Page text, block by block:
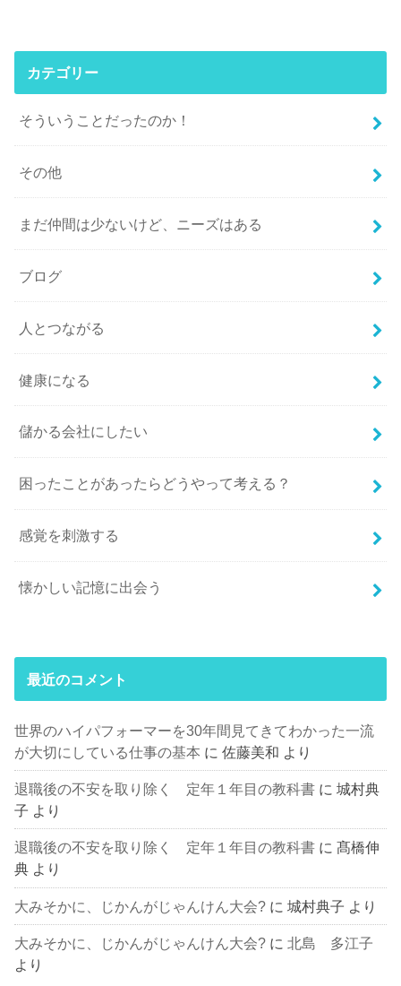
カテゴリー
そういうことだったのか！
その他
まだ仲間は少ないけど、ニーズはある
ブログ
人とつながる
健康になる
儲かる会社にしたい
困ったことがあったらどうやって考える？
感覚を刺激する
懐かしい記憶に出会う
最近のコメント
世界のハイパフォーマーを30年間見てきてわかった一流
が大切にしている仕事の基本 に佐藤美和 より
退職後の不安を取り除く 定年１年目の教科書 に城村典
子 より
退職後の不安を取り除く 定年１年目の教科書 に髙橋伸
典 より
大みそかに、じかんがじゃんけん大会? に城村典子 より
大みそかに、じかんがじゃんけん大会? に北島 多江子
より